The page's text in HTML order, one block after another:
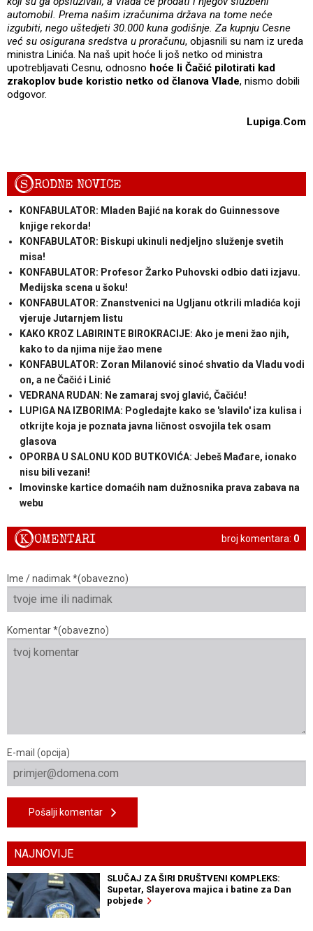
automobil. Prema našim izračunima država na tome neće
izgubiti, nego uštedjeti 30.000 kuna godišnje. Za kupnju Cesne
već su osigurana sredstva u proračunu, objasnili su nam iz ureda
ministra Linića. Na naš upit hoće li još netko od ministra
upotrebljavati Cesnu, odnosno hoće li Čačić pilotirati kad
zrakoplov bude koristio netko od članova Vlade, nismo dobili
odgovor.
Lupiga.Com
SRODNE NOVICE
KONFABULATOR: Mladen Bajić na korak do Guinnessove
knjige rekorda!
KONFABULATOR: Biskupi ukinuli nedjeljno služenje svetih
misa!
KONFABULATOR: Profesor Žarko Puhovski odbio dati izjavu.
Medijska scena u šoku!
KONFABULATOR: Znanstvenici na Ugljanu otkrili mladića koji
vjeruje Jutarnjem listu
KAKO KROZ LABIRINTE BIROKRACIJE: Ako je meni žao njih,
kako to da njima nije žao mene
KONFABULATOR: Zoran Milanović sinoć shvatio da Vladu vodi
on, a ne Čačić i Linić
VEDRANA RUDAN: Ne zamaraj svoj glavić, Čačiću!
LUPIGA NA IZBORIMA: Pogledajte kako se 'slavilo' iza kulisa i
otkrijte koja je poznata javna ličnost osvojila tek osam
glasova
OPORBA U SALONU KOD BUTKOVIĆA: Jebeš Mađare, ionako
nisu bili vezani!
Imovinske kartice domaćih nam dužnosnika prava zabava na
webu
broj komentara: 0
KOMENTARI
Ime / nadimak *(obavezno)
Komentar *(obavezno)
E-mail (opcija)
Pošalji komentar
NAJNOVIJE
SLUČAJ ZA ŠIRI DRUŠTVENI KOMPLEKS:
Supetar, Slayerova majica i batine za Dan
pobjede